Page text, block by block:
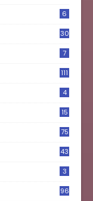
6
30
7
111
4
15
75
43
3
96